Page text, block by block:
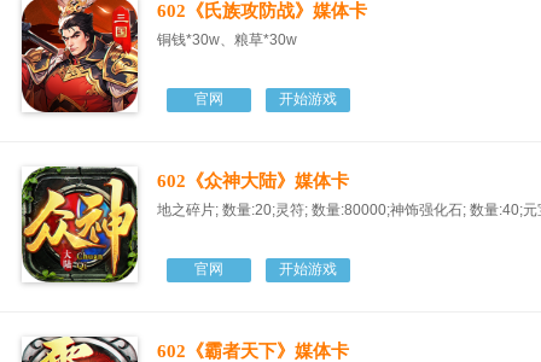
602《氏族攻防战》媒体卡
铜钱*30w、粮草*30w
官网 开始游戏
602《众神大陆》媒体卡
地之碎片; 数量:20;灵符; 数量:80000;神饰强化石; 数量:40;
官网 开始游戏
602《霸者天下》媒体卡